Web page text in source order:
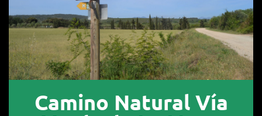
Camino Natural Vía